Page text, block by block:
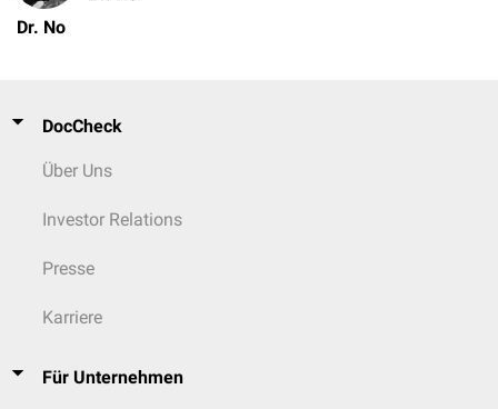
Dr. No
DocCheck
Über Uns
Investor Relations
Presse
Karriere
Für Unternehmen